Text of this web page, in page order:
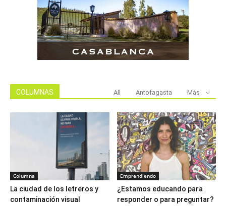
COLUMNAS All Antofagasta Más
Columna
La ciudad de los letreros y
contaminación visual
Emprendiendo
¿Estamos educando para
responder o para preguntar?